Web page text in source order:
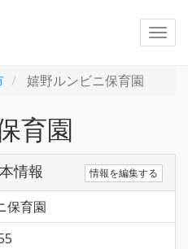
嬉野ルンビニ保育園
育園
情報 情報を編集する
保育園